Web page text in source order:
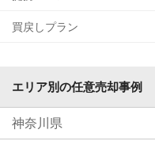
買戻しプラン
エリア別の任意売却事例
神奈川県